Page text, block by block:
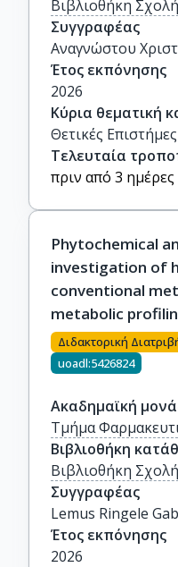
Βιβλιοθήκη
Συγγραφέας
Αναγνώστου
Έτος εκπόνησης
2026
Κύρια θεματική
Θετικές Επιστήμες
Τελευταία
πριν από 3 ημέρες
Phytochemical
investigation of
conventional
metabolic
Διδακτορική
uoadl:5426824
Ακαδημαϊκή
Τμήμα
Βιβλιοθήκη
Βιβλιοθήκη
Συγγραφέας
Lemus Ringele
Έτος εκπόνησης
2026